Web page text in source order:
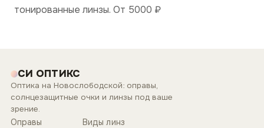
тонированные линзы. От 5000 ₽
СИ ОПТИКС
Оптика на Новослободской: оправы,
солнцезащитные очки и линзы под ваше
зрение.
Оправы
Виды линз